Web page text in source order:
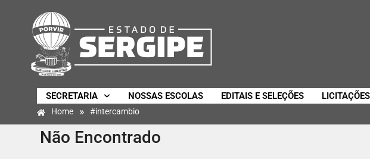
SECRETARIA NOSSAS ESCOLAS EDITAIS E SELEÇÕES LICITAÇÕES
Home » #intercambio
Não Encontrado